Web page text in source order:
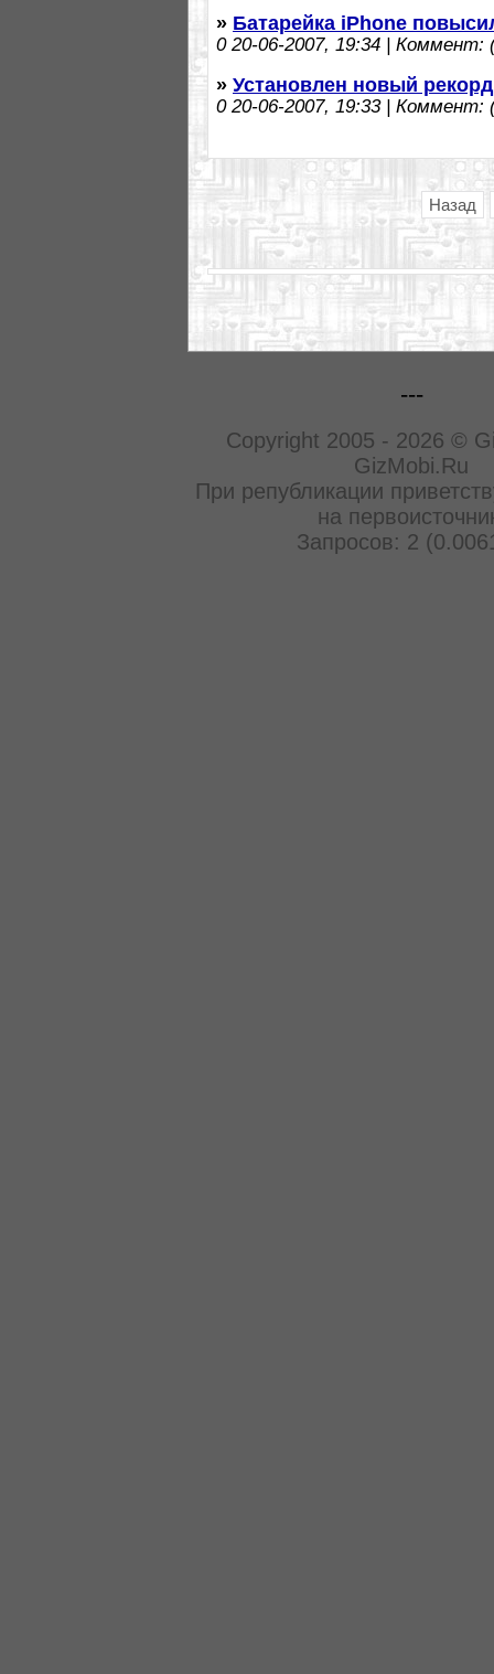
» Батарейка iPhone
020-06-2007, 19:34 | Коммент:
» Установлен новый
020-06-2007, 19:33 | Коммент:
Назад
---
Copyright 2005 - 2026 ©
GizMobi.Ru
При републикации
на
Запросов: 2